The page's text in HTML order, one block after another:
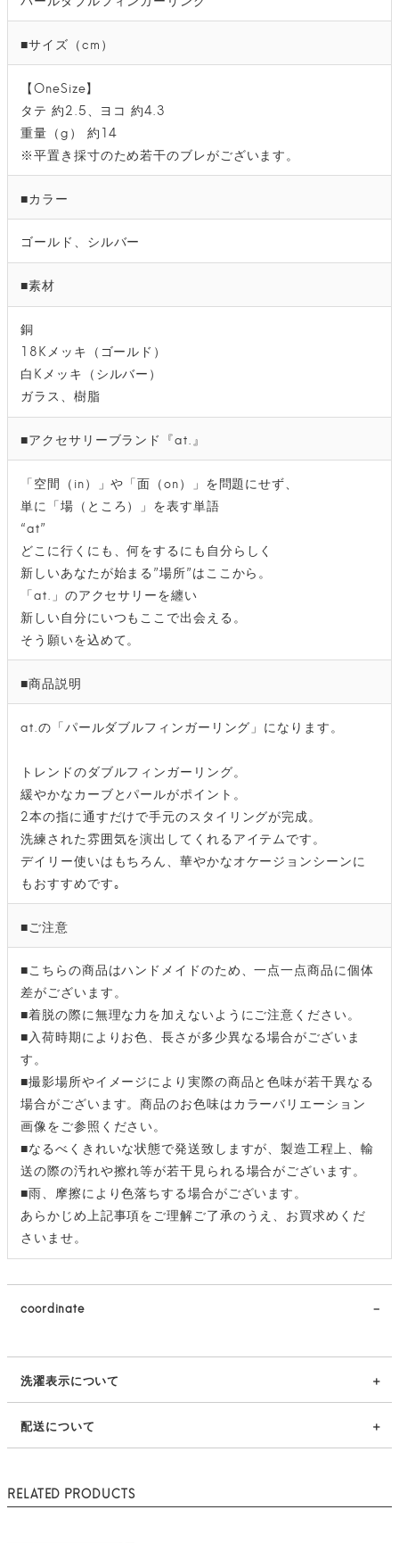
■サイズ（cm）
【OneSize】
タテ 約2.5、ヨコ 約4.3
重量（g） 約14
※平置き採寸のため若干のブレがございます。
■カラー
ゴールド、シルバー
■素材
銅
18Kメッキ（ゴールド）
白Kメッキ（シルバー）
ガラス、樹脂
■アクセサリーブランド『at.』
「空間（in）」や「面（on）」を問題にせず、
単に「場（ところ）」を表す単語
“at”
どこに行くにも、何をするにも自分らしく
新しいあなたが始まる”場所”はここから。
「at.」のアクセサリーを纏い
新しい自分にいつもここで出会える。
そう願いを込めて。
■商品説明
at.の「パールダブルフィンガーリング」になります。
トレンドのダブルフィンガーリング。
緩やかなカーブとパールがポイント。
2本の指に通すだけで手元のスタイリングが完成。
洗練された雰囲気を演出してくれるアイテムです。
デイリー使いはもちろん、華やかなオケージョンシーンに
もおすすめです｡
■ご注意
■こちらの商品はハンドメイドのため、一点一点商品に個体
差がございます。
■着脱の際に無理な力を加えないようにご注意ください。
■入荷時期によりお色、長さが多少異なる場合がございま
す。
■撮影場所やイメージにより実際の商品と色味が若干異なる
場合がございます。商品のお色味はカラーバリエーション
画像をご参照ください。
■なるべくきれいな状態で発送致しますが、製造工程上、輸
送の際の汚れや擦れ等が若干見られる場合がございます。
■雨、摩擦により色落ちする場合がございます。
あらかじめ上記事項をご理解ご了承のうえ、お買求めくだ
さいませ。
coordinate
洗濯表示について
配送について
RELATED PRODUCTS